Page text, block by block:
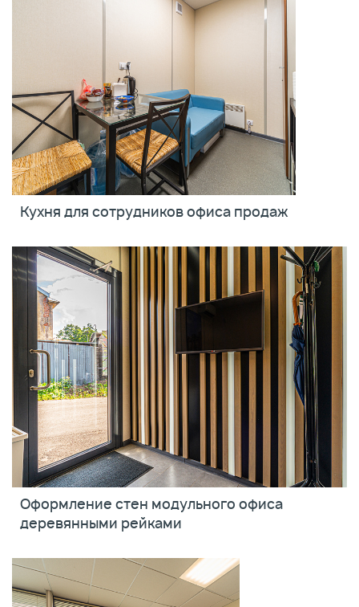
Кухня для сотрудников офиса продаж
Оформление стен модульного офиса
деревянными рейками